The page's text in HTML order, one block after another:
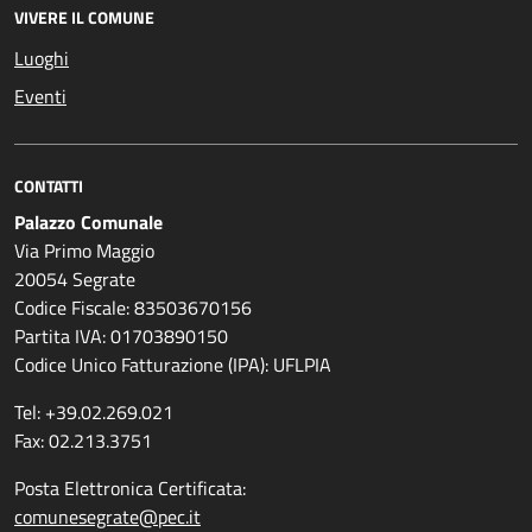
VIVERE IL COMUNE
Luoghi
Eventi
CONTATTI
Palazzo Comunale
Via Primo Maggio
20054 Segrate
Codice Fiscale: 83503670156
Partita IVA: 01703890150
Codice Unico Fatturazione (IPA): UFLPIA
Tel: +39.02.269.021
Fax: 02.213.3751
Posta Elettronica Certificata:
comunesegrate@pec.it